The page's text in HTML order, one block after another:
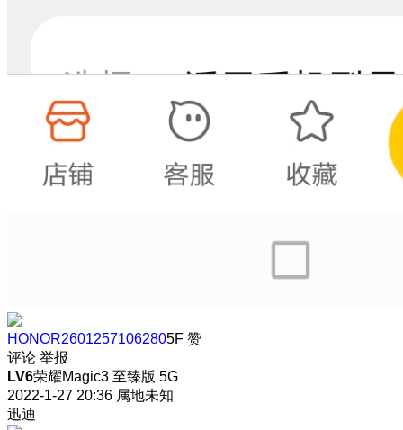
HONOR26012571062805F 赞
评论 举报
LV6荣耀Magic3 至臻版 5G
2022-1-27 20:36 属地未知
迅迪